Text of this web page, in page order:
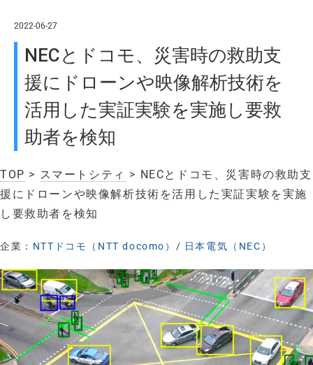
2022-06-27
NECとドコモ、災害時の救助支
援にドローンや映像解析技術を
活用した実証実験を実施し要救
助者を検知
TOP > スマートシティ > NECとドコモ、災害時の救助支
援にドローンや映像解析技術を活用した実証実験を実施
し要救助者を検知
企業： NTTドコモ（NTT docomo） / 日本電気（NEC）